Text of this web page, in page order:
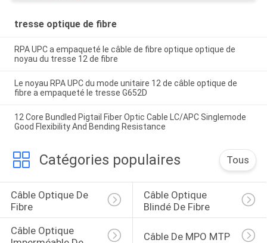
tresse optique de fibre
RPA UPC a empaqueté le câble de fibre optique optique de
noyau du tresse 12 de fibre
Le noyau RPA UPC du mode unitaire 12 de câble optique de
fibre a empaqueté le tresse G652D
12 Core Bundled Pigtail Fiber Optic Cable LC/APC Singlemode
Good Flexibility And Bending Resistance
Catégories populaires Tous
Câble Optique De
Fibre
Câble Optique
Blindé De Fibre
Câble Optique
Câble De MPO MTP